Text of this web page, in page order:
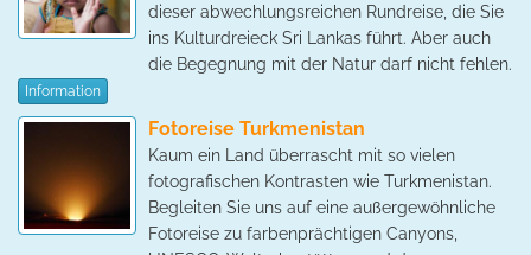
dieser abwechlungsreichen Rundreise, die Sie
ins Kulturdreieck Sri Lankas führt. Aber auch
die Begegnung mit der Natur darf nicht fehlen.
Information
Fotoreise Turkmenistan
Kaum ein Land überrascht mit so vielen
fotografischen Kontrasten wie Turkmenistan.
Begleiten Sie uns auf eine außergewöhnliche
Fotoreise zu farbenprächtigen Canyons,